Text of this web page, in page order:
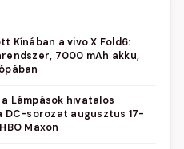
Kínában a vivo X Fold6:
7000 mAh akku,
Lámpások hivatalos
DC-sorozat augusztus 17-
Maxon